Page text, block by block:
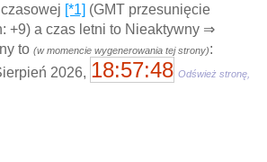
[*1] (GMT przesunięcie
+9) a czas letni to Nieaktywny ⇒
to (w momencie wygenerowania tej strony):
2026, 18:57:48 Odśwież stronę,